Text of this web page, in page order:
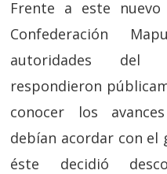
Frente a este
Confederación
autoridades del
respondieron
conocer los
debían acordar con el
éste decidió